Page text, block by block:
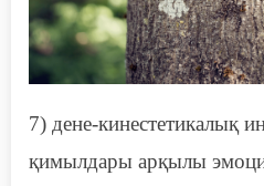
7) дене-кинестетикалық
қимылдары арқылы